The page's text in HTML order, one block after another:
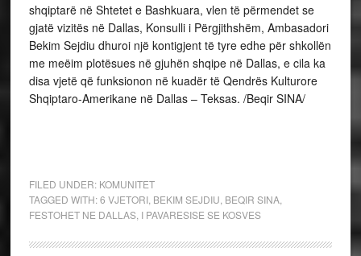
shqiptarë në Shtetet e Bashkuara, vlen të përmendet se
gjatë vizitës në Dallas, Konsulli i Përgjithshëm, Ambasadori
Bekim Sejdiu dhuroi një kontigjent të tyre edhe për shkollën
me meëim plotësues në gjuhën shqipe në Dallas, e cila ka
disa vjetë që funksionon në kuadër të Qendrës Kulturore
Shqiptaro-Amerikane në Dallas – Teksas. /Beqir SINA/
FILED UNDER: KOMUNITET
TAGGED WITH:6 VJETORI, BEKIM SEJDIU BEQIR SINA,
FESTOHET NE DALLAS, I PAVARESISE SE KOSVES